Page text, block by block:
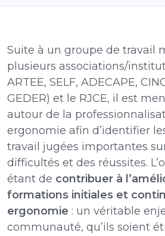
Suite à un groupe de travail
plusieurs associations/
ARTEE, SELF, ADECAPE,
GEDER) et le RJCE, il est
autour de la
ergonomie afin d’identifier
travail jugées importantes
difficultés et des réussites.
étant de contribuer à
formations initiales et
ergonomie : un véritable
communauté, qu’ils soient